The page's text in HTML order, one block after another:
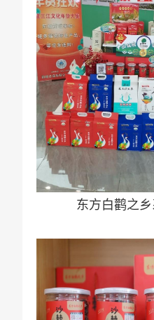
东方白鹳之